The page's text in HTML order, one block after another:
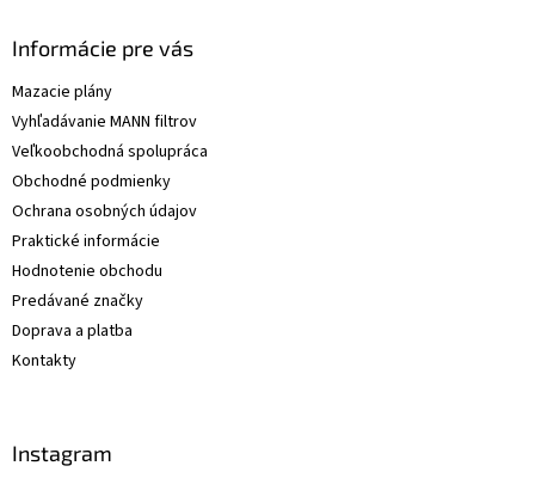
Informácie pre vás
Mazacie plány
Vyhľadávanie MANN filtrov
Veľkoobchodná spolupráca
Obchodné podmienky
Ochrana osobných údajov
Praktické informácie
Hodnotenie obchodu
Predávané značky
Doprava a platba
Kontakty
Instagram